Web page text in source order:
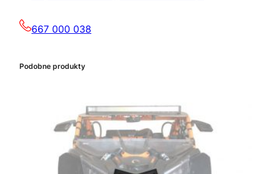
667 000 038
Podobne produkty